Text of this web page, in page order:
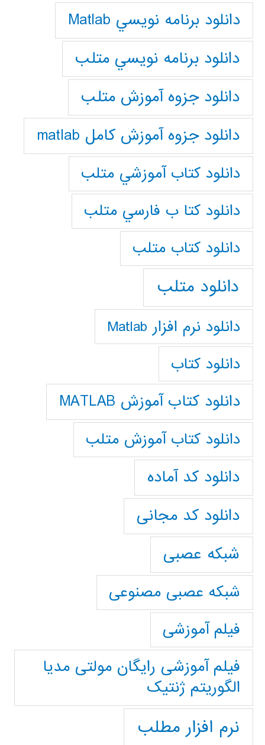
دانلود برنامه نويسي Matlab
دانلود برنامه نويسي متلب
دانلود جزوه آموزش متلب
دانلود جزوه آموزش کامل matlab
دانلود كتاب آموزشي متلب
دانلود كتا ب فارسي متلب
دانلود كتاب متلب
دانلود متلب
دانلود نرم افزار Matlab
دانلود کتاب
دانلود کتاب آموزش MATLAB
دانلود کتاب آموزش متلب
دانلود کد آماده
دانلود کد مجانی
شبکه عصبی
شبکه عصبی مصنوعی
فیلم آموزشی
فیلم آموزشی رایگان مولتی مدیا
الگوریتم ژنتیک
نرم افزار مطلب